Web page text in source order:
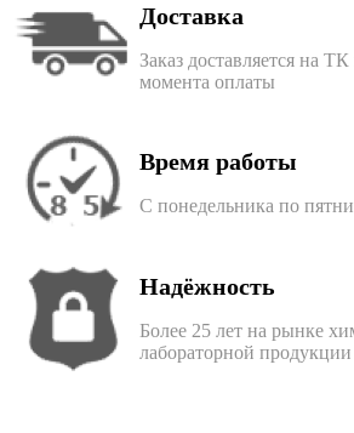
Доставка
Заказ доставляется на
момента оплаты
Время работы
С понедельника по
Надёжность
Более 25 лет на рынке
лабораторной продукции